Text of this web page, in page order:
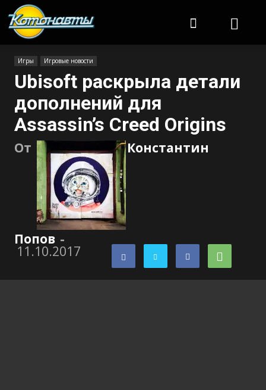
Игры Игровые новости
Ubisoft раскрыла детали
дополнений для
Assassin’s Creed Origins
От Константин
Попов -
11.10.2017